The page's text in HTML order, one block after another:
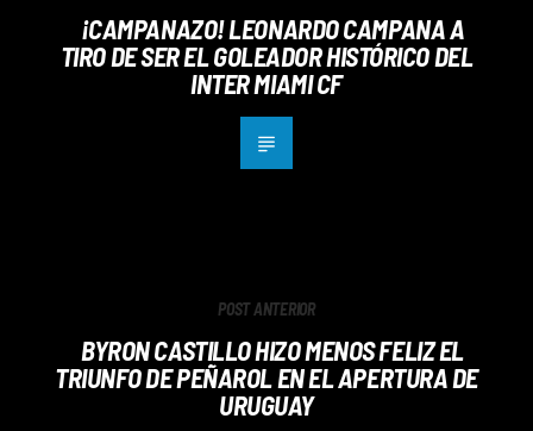
¡CAMPANAZO! LEONARDO CAMPANA A
TIRO DE SER EL GOLEADOR HISTÓRICO DEL
INTER MIAMI CF
POST ANTERIOR
BYRON CASTILLO HIZO MENOS FELIZ EL
TRIUNFO DE PEÑAROL EN EL APERTURA DE
URUGUAY